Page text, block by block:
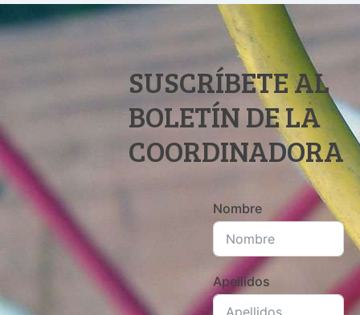
SUSCRÍBETE AL
BOLETÍN DE LA
COORDINADORA
Nombre
Apellidos